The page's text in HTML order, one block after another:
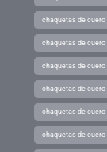
chaquetas de cuero
chaquetas de cuero
chaquetas de cuero
chaquetas de cuero
chaquetas de
chaquetas de cuero